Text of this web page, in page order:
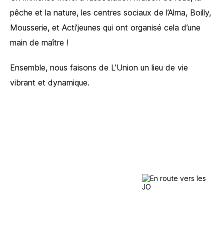
pêche et la nature, les centres sociaux de l’Alma, Boilly,
Mousserie, et Acti’jeunes qui ont organisé cela d’une
main de maître !
Ensemble, nous faisons de L’Union un lieu de vie
vibrant et dynamique.